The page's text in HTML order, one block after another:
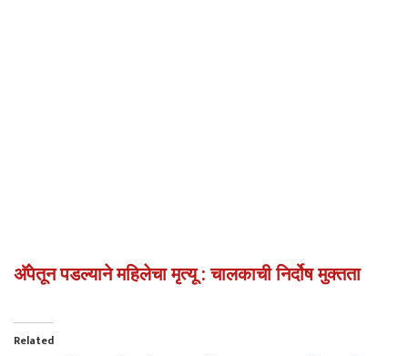
अ‍ॅपेतून पडल्याने महिलेचा मृत्यू : चालकाची निर्दोष मुक्तता
Related